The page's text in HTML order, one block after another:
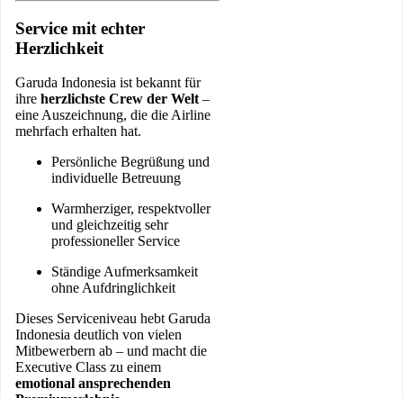
Service mit echter
Herzlichkeit
Garuda Indonesia ist bekannt für
ihre herzlichste Crew der Welt–
eine Auszeichnung, die die Airline
mehrfach erhalten hat.
Persönliche Begrüßung und
individuelle Betreuung
Warmherziger, respektvoller
und gleichzeitig sehr
professioneller Service
Ständige Aufmerksamkeit
ohne Aufdringlichkeit
Dieses Serviceniveau hebt Garuda
Indonesia deutlich von vielen
Mitbewerbern ab – und macht die
Executive Class zu einem
emotional ansprechenden